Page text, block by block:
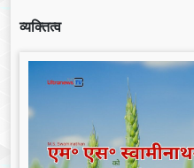
व्यक्तित्व